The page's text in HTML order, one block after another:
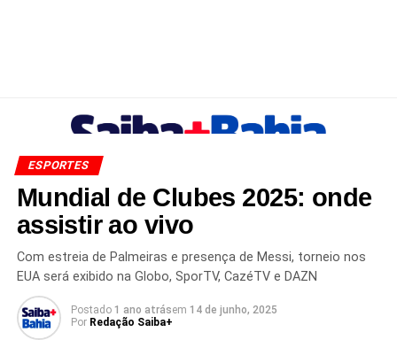
ESPORTES
Mundial de Clubes 2025: onde
assistir ao vivo
Com estreia de Palmeiras e presença de Messi, torneio nos
EUA será exibido na Globo, SporTV, CazéTV e DAZN
Postado 1 ano atrásem 14 de junho, 2025
Por Redação Saiba+